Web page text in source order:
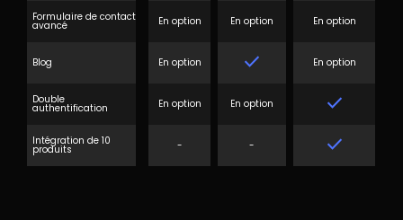
Formulaire de contact
avancé En option En option En option
Blog En option done En option
Double
authentification En option En option done
Intégration de 10
produits - - done